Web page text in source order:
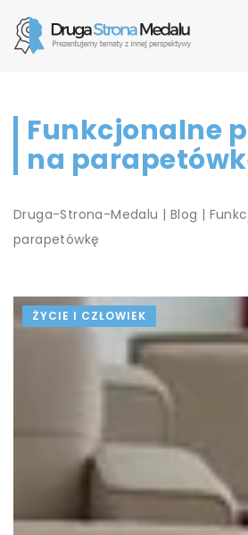
Funkcjonalne
na
Druga-Strona-Medalu | Blog |
parapetówkę
ŻYCIE I CZŁOWIEK